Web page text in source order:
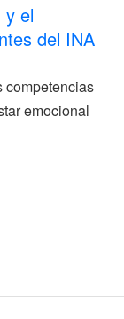
y el
del INA
competencias
emocional